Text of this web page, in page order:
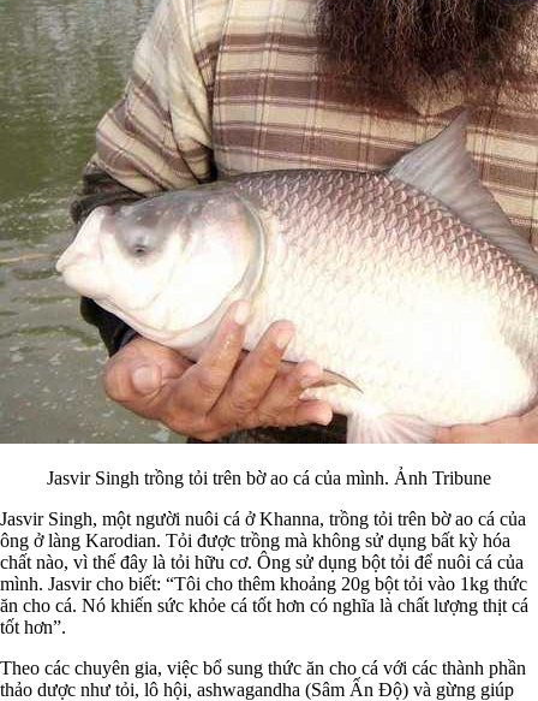
Jasvir Singh trồng tỏi trên bờ ao cá của mình. Ảnh Tribune
Jasvir Singh, một người nuôi cá ở Khanna, trồng tỏi trên bờ ao cá của
ông ở làng Karodian. Tỏi được trồng mà không sử dụng bất kỳ hóa
chất nào, vì thế đây là tỏi hữu cơ. Ông sử dụng bột tỏi để nuôi cá của
mình. Jasvir cho biết: “Tôi cho thêm khoảng 20g bột tỏi vào 1kg thức
ăn cho cá. Nó khiến sức khỏe cá tốt hơn có nghĩa là chất lượng thịt cá
tốt hơn”.
Theo các chuyên gia, việc bổ sung thức ăn cho cá với các thành phần
thảo dược như tỏi, lô hội, ashwagandha (Sâm Ấn Độ) và gừng giúp